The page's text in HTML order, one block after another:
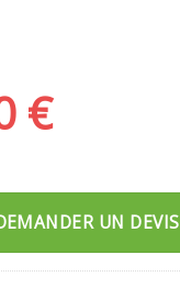
€
UN DEVIS